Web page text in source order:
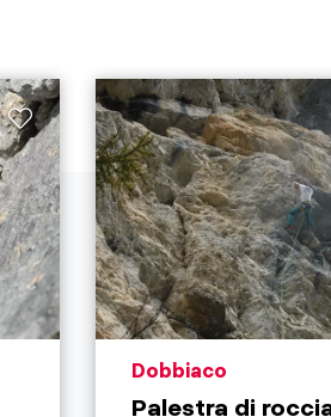
Dobbiaco
Palestra di